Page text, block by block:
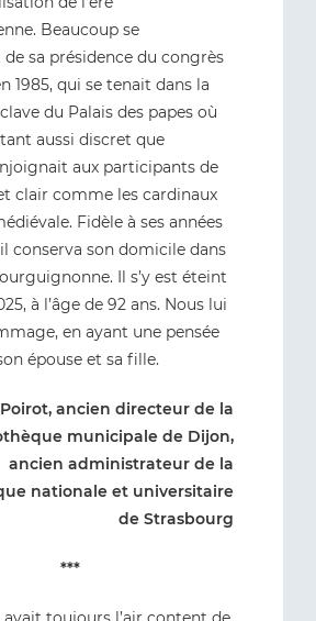
Beaucoup se
sa présidence du congrès
1985, qui se tenait dans la
du Palais des papes où
aussi discret que
aux participants de
clair comme les cardinaux
Fidèle à ses années
conserva son domicile dans
Il s’y est éteint
à l’âge de 92 ans. Nous lui
en ayant une pensée
épouse et sa fille.
ancien directeur de la
municipale de Dijon,
ancien administrateur de la
nationale et universitaire
de Strasbourg
***